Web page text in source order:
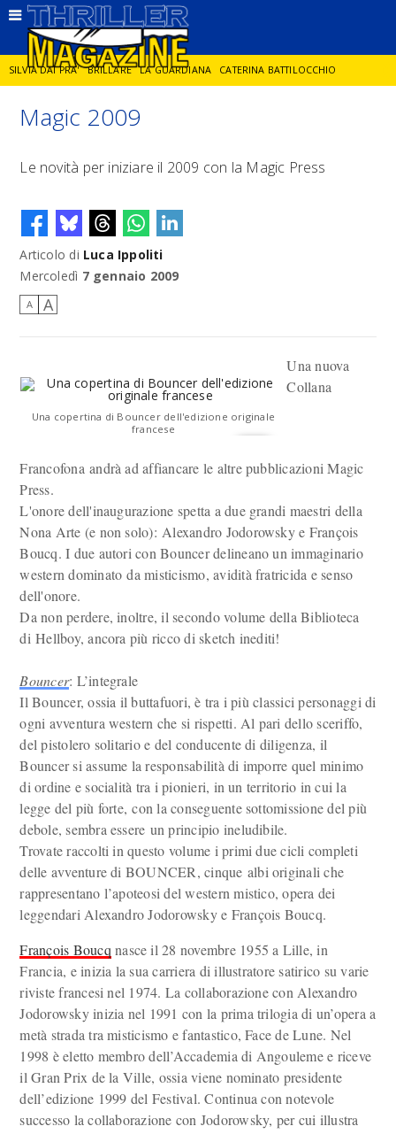
SILVIA DAI PRA' BRILLARE LA GUARDIANA CATERINA BATTILOCCHIO
JORGE DIAZ LA SPIA DELITTO IN CORNICE
Magic 2009
Le novità per iniziare il 2009 con la Magic Press
Articolo di Luca Ippoliti
Mercoledì 7 gennaio 2009
A A
Una copertina di Bouncer dell'edizione originale
francese
Una nuova
Collana
Francofona andrà ad affiancare le altre pubblicazioni Magic
Press.
L'onore dell'inaugurazione spetta a due grandi maestri della
Nona Arte (e non solo): Alexandro Jodorowsky e François
Boucq. I due autori con Bouncer delineano un immaginario
western dominato da misticismo, avidità fratricida e senso
dell'onore.
Da non perdere, inoltre, il secondo volume della Biblioteca
di Hellboy, ancora più ricco di sketch inediti!
Bouncer: L’integrale
Il Bouncer, ossia il buttafuori, è tra i più classici personaggi di
ogni avventura western che si rispetti. Al pari dello sceriffo,
del pistolero solitario e del conducente di diligenza, il
Bouncer si assume la responsabilità di imporre quel minimo
di ordine e socialità tra i pionieri, in un territorio in cui la
legge del più forte, con la conseguente sottomissione del più
debole, sembra essere un principio ineludibile.
Trovate raccolti in questo volume i primi due cicli completi
delle avventure di BOUNCER, cinque albi originali che
rappresentano l’apoteosi del western mistico, opera dei
leggendari Alexandro Jodorowsky e François Boucq.
François Boucq nasce il 28 novembre 1955 a Lille, in
Francia, e inizia la sua carriera di illustratore satirico su varie
riviste francesi nel 1974. La collaborazione con Alexandro
Jodorowsky inizia nel 1991 con la prima trilogia di un’opera a
metà strada tra misticismo e fantastico, Face de Lune. Nel
1998 è eletto membro dell’Accademia di Angouleme e riceve
il Gran Prix de la Ville, ossia viene nominato presidente
dell’edizione 1999 del Festival. Continua con notevole
successo la collaborazione con Jodorowsky, per cui illustra